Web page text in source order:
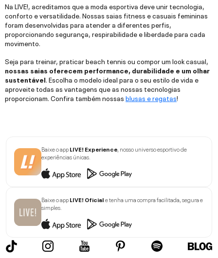
Na LIVE!, acreditamos que a moda esportiva deve unir tecnologia,
conforto e versatilidade. Nossas saias fitness e casuais femininas
foram desenvolvidas para atender a diferentes perfis,
proporcionando segurança, respirabilidade e liberdade para cada
movimento.
Seja para treinar, praticar beach tennis ou compor um look casual,
nossas saias oferecem performance, durabilidade e um olhar
sustentável . Escolha o modelo ideal para o seu estilo de vida e
aproveite todas as vantagens que as nossas tecnologias
proporcionam. Confira também nossas blusas e regatas!
Baixe o appLIVE! Experience , nosso universo esportivo de
experiências únicas.
Baixe o appLIVE! Oficiale tenha uma compra facilitada, segura e
simples.